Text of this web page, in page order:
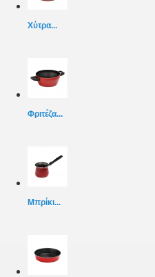
Χύτρα...
Φριτέζα...
Μπρίκι...